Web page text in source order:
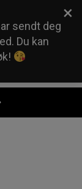
0
×
sendt deg
Du kan